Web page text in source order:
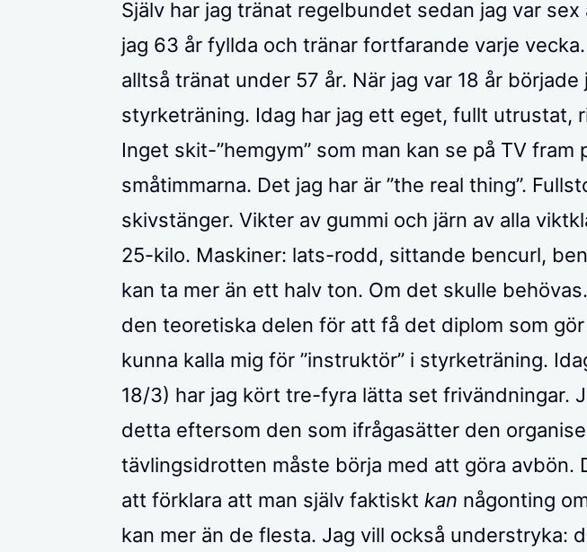
Själv har jag tränat regelbundet sedan jag var sex
jag 63 år fyllda och tränar fortfarande varje
alltså tränat under 57 år. När jag var 18 år började
styrketräning. Idag har jag ett eget, fullt utrustat,
Inget skit-”hemgym” som man kan se på TV fram
småtimmarna. Det jag har är ”the real thing”.
skivstänger. Vikter av gummi och järn av alla
25-kilo. Maskiner: lats-rodd, sittande bencurl,
kan ta mer än ett halv ton. Om det skulle
den teoretiska delen för att få det diplom som
kunna kalla mig för ”instruktör” i styrketräning.
18/3) har jag kört tre-fyra lätta set frivändningar.
detta eftersom den som ifrågasätter den
tävlingsidrotten måste börja med att göra avbön.
att förklara att man själv faktiskt kan någonting
kan mer än de flesta. Jag vill också understryka: